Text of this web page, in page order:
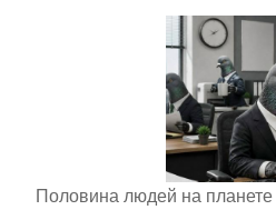
Половина людей на